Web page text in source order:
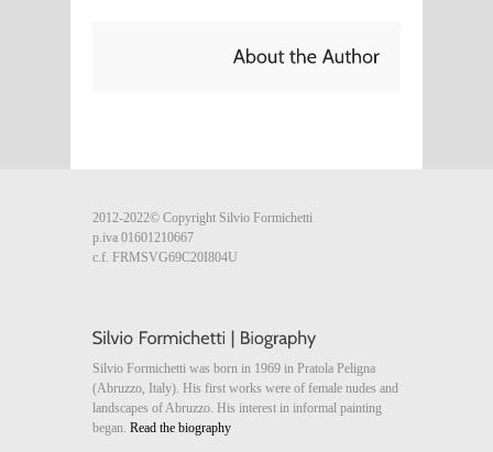
2012-2022© Copyright Silvio Formichetti
p.iva 01601210667
c.f. FRMSVG69C20I804U
Silvio Formichetti was born in 1969 in Pratola Peligna
(Abruzzo, Italy). His first works were of female nudes and
landscapes of Abruzzo. His interest in informal painting
began. Read the biography